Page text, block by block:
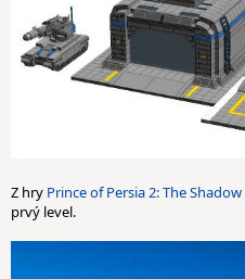
Z hry Prince of Persia 2: The
prvý level.